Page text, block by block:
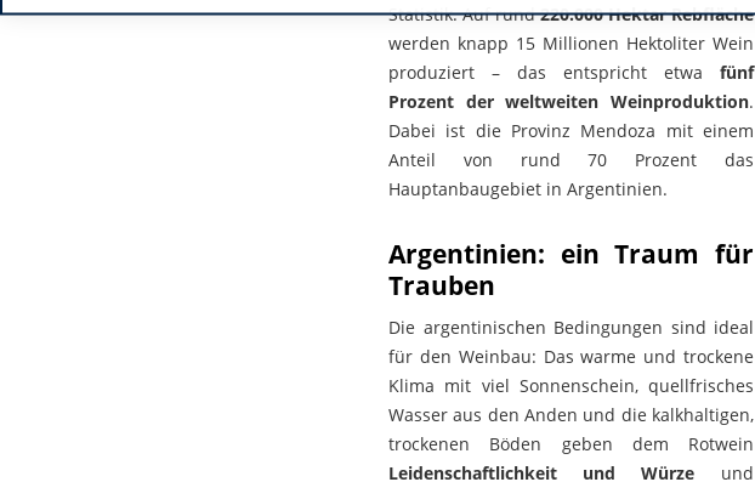
Statistik. Auf rund220.000 Hektar Rebfläche
werden knapp 15 Millionen Hektoliter Wein
produziert – das entspricht etwa fünf
Prozent der weltweiten Weinproduktion.
Dabei ist die Provinz Mendoza mit einem
Anteil von rund 70 Prozent das
Hauptanbaugebiet in Argentinien.
Argentinien: ein Traum für
Trauben
Die argentinischen Bedingungen sind ideal
für den Weinbau: Das warme und trockene
Klima mit viel Sonnenschein, quellfrisches
Wasser aus den Anden und die kalkhaltigen,
trockenen Böden geben dem Rotwein
Leidenschaftlichkeit und Würze und